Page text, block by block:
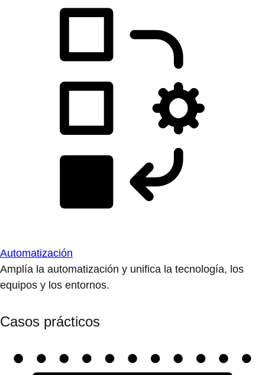
Automatización
Amplía la automatización y unifica la tecnología, los
equipos y los entornos.
Casos prácticos